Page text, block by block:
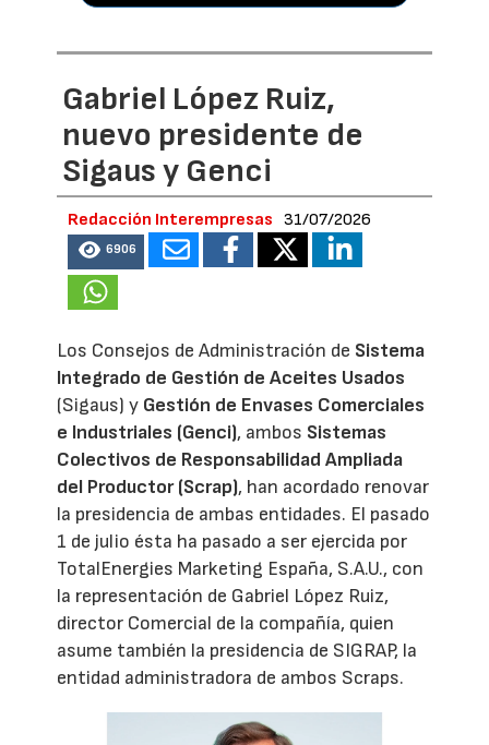
Gabriel López Ruiz,
nuevo presidente de
Sigaus y Genci
Redacción Interempresas 31/07/2026
6906
Los Consejos de Administración de Sistema
Integrado de Gestión de Aceites Usados
(Sigaus) y Gestión de Envases Comerciales
e Industriales (Genci), ambos Sistemas
Colectivos de Responsabilidad Ampliada
del Productor (Scrap), han acordado renovar
la presidencia de ambas entidades. El pasado
1 de julio ésta ha pasado a ser ejercida por
TotalEnergies Marketing España, S.A.U., con
la representación de Gabriel López Ruiz,
director Comercial de la compañía, quien
asume también la presidencia de SIGRAP, la
entidad administradora de ambos Scraps.